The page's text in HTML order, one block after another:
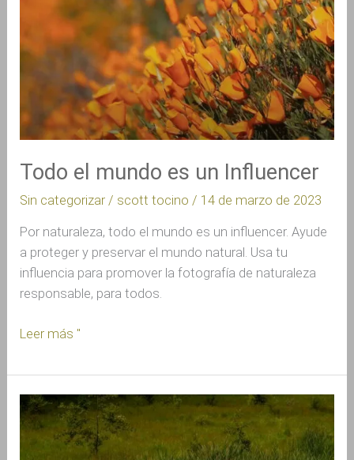
Todo el mundo es un Influencer
Sin categorizar / scott tocino / 14 de marzo de 2023
Por naturaleza, todo el mundo es un influencer. Ayude
a proteger y preservar el mundo natural. Usa tu
influencia para promover la fotografía de naturaleza
responsable, para todos.
Influencer
Leer más "
¿Qué
pasa